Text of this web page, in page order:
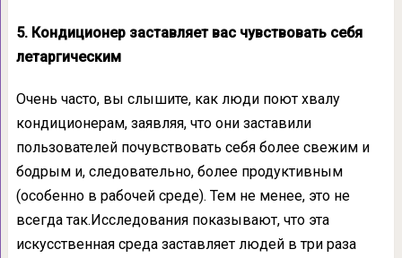
5. Кондиционер заставляет вас чувствовать себя
летаргическим
Очень часто, вы слышите, как люди поют хвалу
кондиционерам, заявляя, что они заставили
пользователей почувствовать себя более свежим и
бодрым и, следовательно, более продуктивным
(особенно в рабочей среде). Тем не менее, это не
всегда так.Исследования показывают, что эта
искусственная среда заставляет людей в три раза